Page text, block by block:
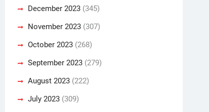
December 2023 (345)
November 2023 (307)
October 2023 (268)
September 2023 (279)
August 2023 (222)
July 2023 (309)